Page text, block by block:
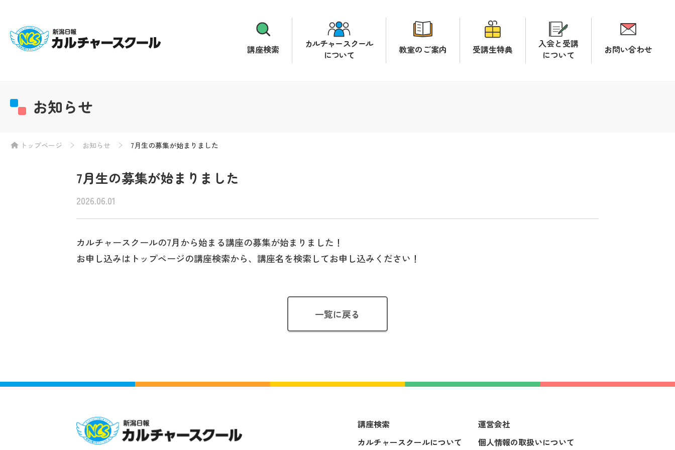
講座検索
カルチャースクール
について
教室のご案内 受講生特典
入会と受講
について
お問い合わせ
お知らせ
トップページ お知らせ 7月生の募集が始まりました
7月生の募集が始まりました
2026.06.01
カルチャースクールの7月から始まる講座の募集が始まりました！
お申し込みはトップページの講座検索から、講座名を検索してお申し込みください！
一覧に戻る
講座検索
カルチャースクールについて
運営会社
個人情報の取扱いについて